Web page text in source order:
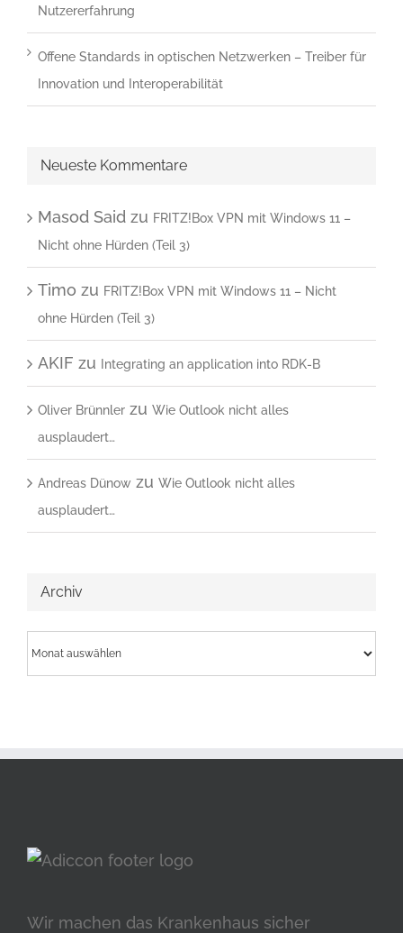
Nutzererfahrung
Offene Standards in optischen Netzwerken – Treiber für
Innovation und Interoperabilität
Neueste Kommentare
Masod Said zu FRITZ!Box VPN mit Windows 11 –
Nicht ohne Hürden (Teil 3)
Timo zu FRITZ!Box VPN mit Windows 11 – Nicht
ohne Hürden (Teil 3)
AKIF zu Integrating an application into RDK-B
Oliver Brünnler zu Wie Outlook nicht alles
ausplaudert…
Andreas Dünow zu Wie Outlook nicht alles
ausplaudert…
Archiv
Wir machen das Krankenhaus sicher